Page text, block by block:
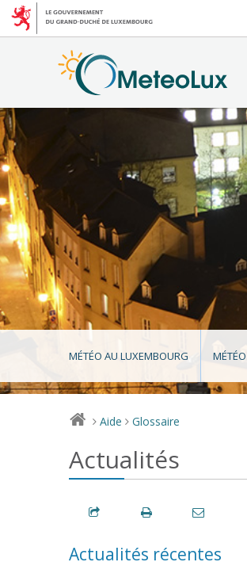
MÉTÉO AU LUXEMBOURG
> Aide > Glossaire
Actualités
Actualités récentes